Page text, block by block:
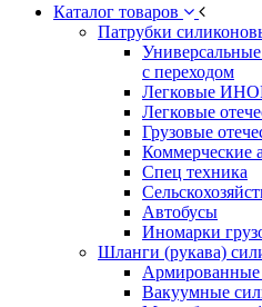
Каталог товаров
Патрубки
с переходом
Легковые
Легковые
Грузовые
Коммерческие
Спец техника
Автобусы
Иномарки
Шланги (рукава)
Армированные
Вакуумные